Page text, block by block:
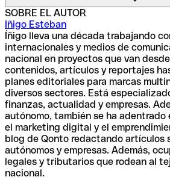
mercados). Lo importante es validar
alinearla con tus objetivos
Muchas empresas medianas aplican
sostener su crecimiento a largo
Un papel clave. Disponer de
gastos, visibilidad del flujo de caja o
automáticaayuda a tomar
prevenir problemas de liquidez.
fases de expansión o escalado,
SOBRE EL AUTOR
Iñigo Esteban
Íñigo lleva una década trabajando
internacionales y medios de
nacional en proyectos que van
contenidos, artículos y reportajes
planes editoriales para marcas
diversos sectores. Está
finanzas, actualidad y empresas.
autónomo, también se ha adentrado
el marketing digital y el
blog de Qonto redactando artículos
autónomos y empresas. Además,
legales y tributarios que rodean al
nacional.